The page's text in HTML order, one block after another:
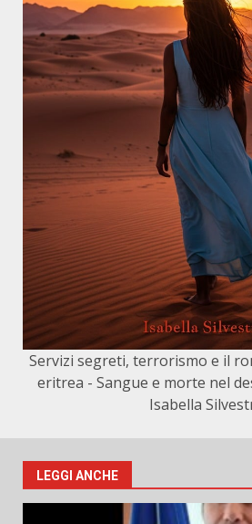
Servizi segreti, terrorismo e il
eritrea - Sangue e morte nel
Isabella
LEGGI ANCHE